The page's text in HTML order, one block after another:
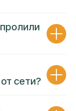
сети?